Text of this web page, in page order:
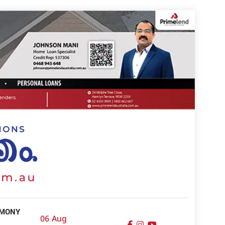
06 Aug